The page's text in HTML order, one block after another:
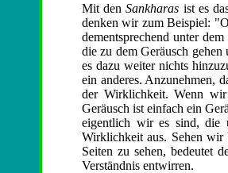
Mit denSankharas ist es
denken wir zum Beispiel:
dementsprechend unter
die zu dem Geräusch
es dazu weiter nichts
ein anderes. Anzunehmen,
der Wirklichkeit. Wenn
Geräusch ist einfach ein
eigentlich wir es sind, die
Wirklichkeit aus. Sehen wir
Seiten zu sehen, bedeutet
Verständnis entwirren.